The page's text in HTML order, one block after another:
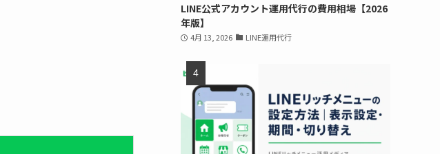
LINE公式アカウント運用代行の費用相場【2026
年版】
4月 13, 2026 LINE運用代行